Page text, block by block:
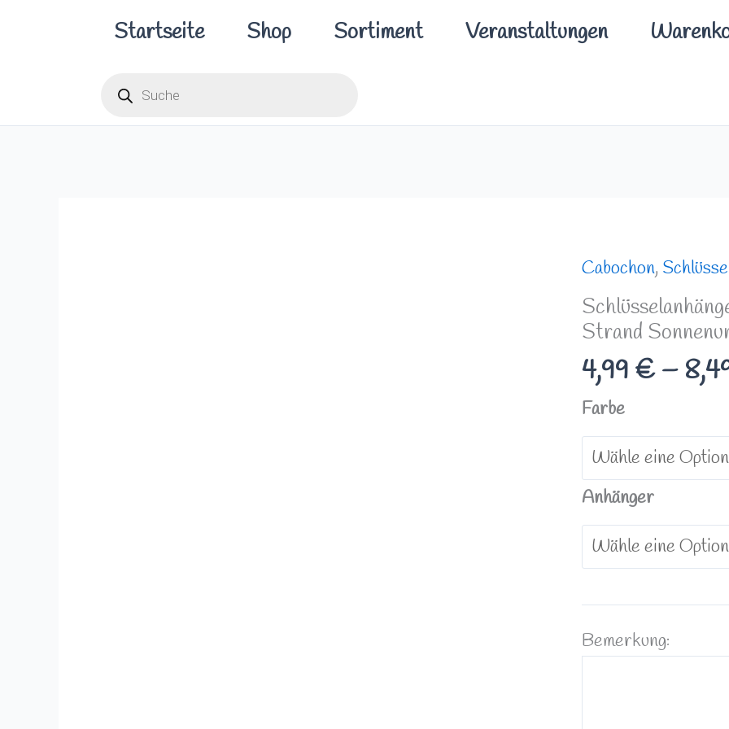
Startseite Shop Sortiment Veranstaltungen
search
Cabochon,
Strand
4,99 € –
Farbe
Anhänger
Bemerkung:
Schlüsselanhänger/
Taschenanhänger
Palmen
Strand
Sonnenuntergang
Menge